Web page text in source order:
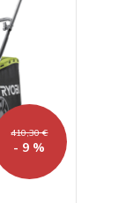
410,30 €
- 9 %